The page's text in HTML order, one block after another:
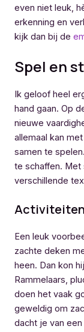
even niet leuk,
erkenning en
kijk dan bij de
Spel en
Ik geloof heel
hand gaan. Op
nieuwe
allemaal kan
samen te
te schaffen.
verschillende
Een leuk
zachte deken
heen. Dan kon
Rammelaars,
doen het vaak
geweldig om
dacht je van